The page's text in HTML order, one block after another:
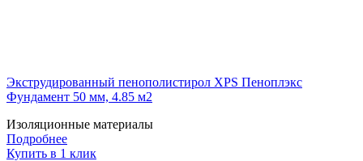
Экструдированный пенополистирол XPS Пеноплэкс
Фундамент 50 мм, 4.85 м2
Изоляционные материалы
Подробнее
Купить в 1 клик